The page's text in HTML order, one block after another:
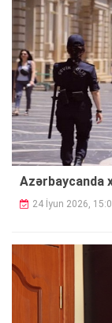
Azərbaycanda
24 İyun 2026,